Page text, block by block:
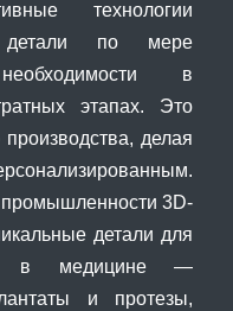
технологии
детали по мере
в
этапах. Это
делая
3D-
детали для
а в медицине —
и протезы,